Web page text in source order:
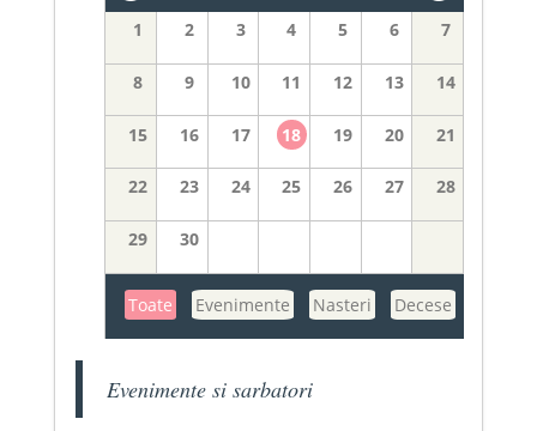
1 2 3 4 5 6 7
8 9 10 11 12 13 14
15 16 17 18 19 20 21
22 23 24 25 26 27 28
29 30
Toate Evenimente Nasteri Decese
Evenimente si sarbatori